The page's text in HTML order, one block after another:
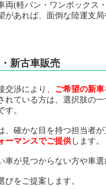
両(軽バン・ワンボックス
があれば、面倒な陸運支
新古車販売
交渉により、 ご希望の新
れている方は、選択肢の
す。
、確かな目を持つ担当者が
ーマンスでご提供します。
車が見つからない方や車
びをご提案します。